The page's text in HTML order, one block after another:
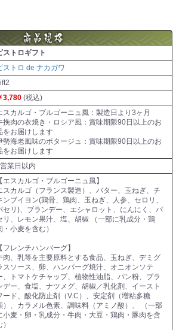
ストロギフト
ストロ de ナカガワ
3,780 (税込)
スカルゴ・ブルゴーニュ風：製造日より3ヶ月
挽肉の衣焼き・ロシア風：賞味期限90日以上のお
をお届けします
勢海老風味のポタージュ：賞味期限90日以上のお
をお届けします
業日以内
【エスカルゴ・ブルゴーニュ風】
スカルゴ（フランス製造）、バター、玉ねぎ、チ
ンブイヨン(鶏骨、鶏肉、玉ねぎ、人参、セロリ、
セリ)、ブランデー、エシャロット、にんにく、パ
リ、レモン果汁、塩、胡椒 （一部に乳成分・鶏
・小麦を含む）
【フレンチハンバーグ】
肉、乳等を主要原料とする食品、玉ねぎ、デミグ
スソース、卵、ハンバーグ焼汁、オニオンソテ
、トマトケチャップ、植物性油脂、パン粉、ブラ
デー、食塩、ナツメグ、胡椒／乳化剤、イースト
ード、酸化防止剤（V.C）、安定剤（増粘多糖
）、カラメル色素、調味料（アミノ酸）、 （一部
小麦・卵・乳成分・牛肉・大豆・鶏肉・豚肉を含